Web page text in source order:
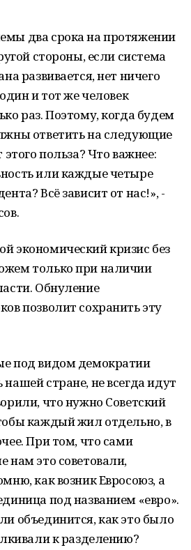
два срока на протяжении
стороны, если система
развивается, нет ничего
и тот же человек
раз. Поэтому, когда будем
ответить на следующие
польза? Что важнее:
или каждые четыре
Всё зависит от нас!», -
экономический кризис без
только при наличии
Обнуление
позволит сохранить эту
под видом демократии
стране, не всегда идут
что нужно Советский
каждый жил отдельно, в
При том, что сами
нам это советовали,
как возник Евросоюз, а
под названием «евро».
объединится, как это было
к разделению?